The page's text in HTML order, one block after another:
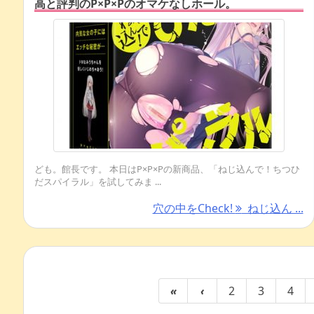
高と評判のP×P×Pのオマケなしホール。
ども。館長です。 本日はP×P×Pの新商品、「ねじ込んで！ちつひ
だスパイラル」を試してみま ...
穴の中をCheck! ねじ込ん ...
« ‹ 2 3 4